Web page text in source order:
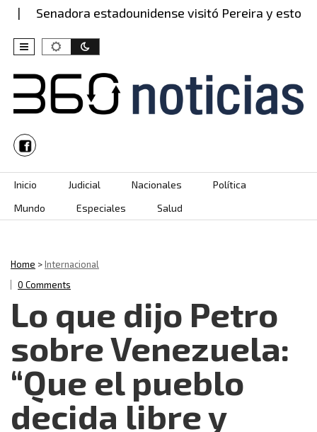
Senadora estadounidense visitó Pereira y esto dijo
Skip to content
Inicio Judicial Nacionales
Política
Mundo
Especiales Salud
Home >Internacional
0 Comments
Lo que dijo Petro
sobre Venezuela:
“Que el pueblo
decida libre y